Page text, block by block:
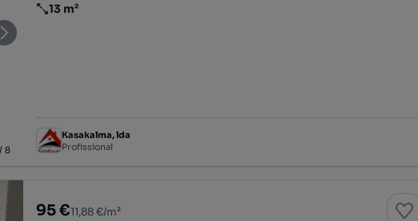
8
Preço por metro quadrado
13 m²
Kasakalma, lda
Profissional
95 €11,88 €/m²